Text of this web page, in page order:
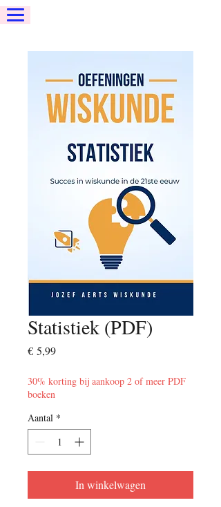
Statistiek (PDF)
€ 5,99Prijs
30% korting bij aankoop 2 of meer PDF
boeken
Aantal *
In winkelwagen